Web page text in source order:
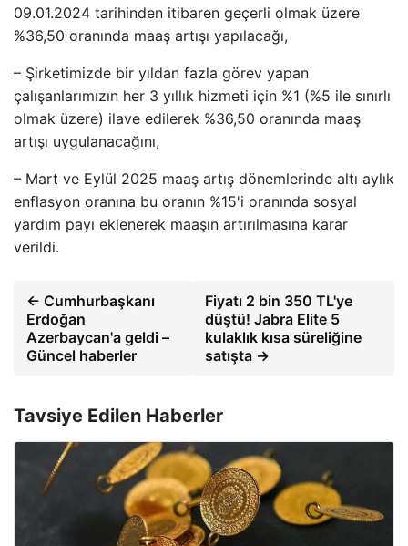
09.01.2024 tarihinden itibaren geçerli olmak üzere
%36,50 oranında maaş artışı yapılacağı,
– Şirketimizde bir yıldan fazla görev yapan
çalışanlarımızın her 3 yıllık hizmeti için %1 (%5 ile sınırlı
olmak üzere) ilave edilerek %36,50 oranında maaş
artışı uygulanacağını,
– Mart ve Eylül 2025 maaş artış dönemlerinde altı aylık
enflasyon oranına bu oranın %15'i oranında sosyal
yardım payı eklenerek maaşın artırılmasına karar
verildi.
← Cumhurbaşkanı
Erdoğan
Azerbaycan'a geldi –
Güncel haberler
Fiyatı 2 bin 350 TL'ye
düştü! Jabra Elite 5
kulaklık kısa süreliğine
satışta →
Tavsiye Edilen Haberler